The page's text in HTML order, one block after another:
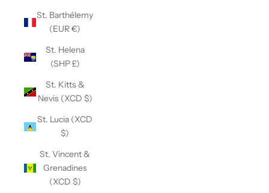
St. Barthélemy
(EUR €)
St. Helena
(SHP £)
St. Kitts &
Nevis (XCD $)
St. Lucia (XCD
$)
St. Vincent &
Grenadines
(XCD $)